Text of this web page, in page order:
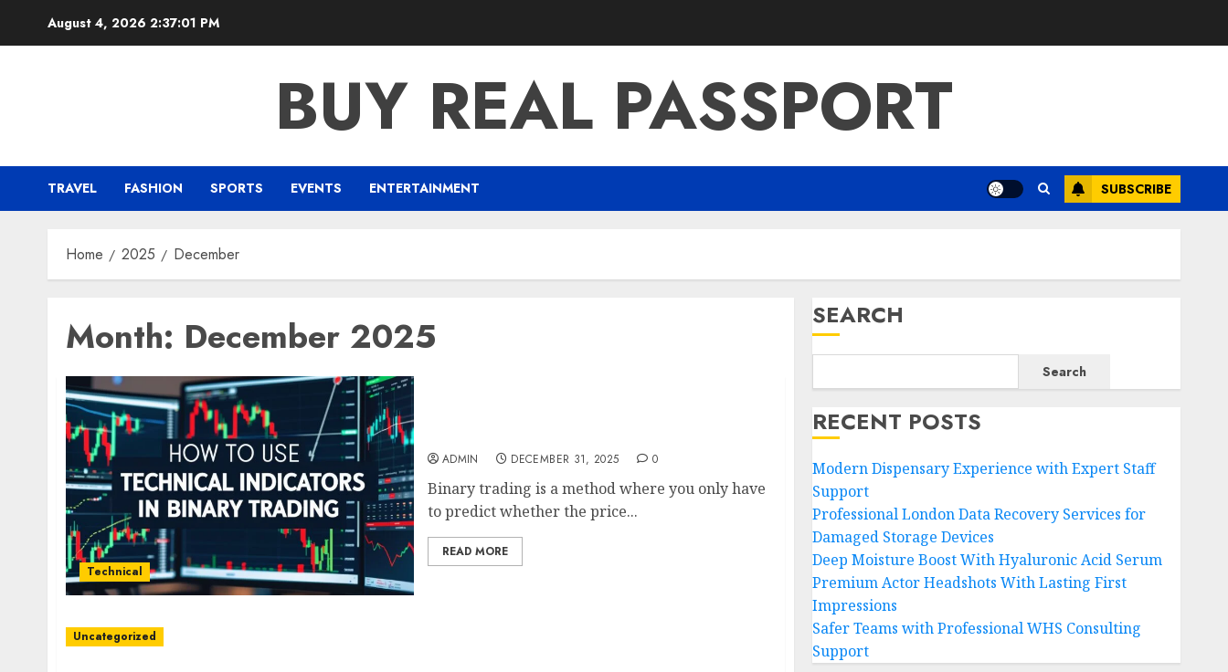
August 4, 2026 2:37:02 PM
BUY REAL PASSPORT
TRAVEL FASHION SPORTS EVENTS ENTERTAINMENT SUBSCRIBE
Home 2025 December
Month: December 2025
Technical
ADMIN DECEMBER 31, 2025 0
Binary trading is a method where you only have
to predict whether the price...
READ MORE
Uncategorized
SEARCH
Search
RECENT POSTS
Modern Dispensary Experience with Expert Staff
Support
Professional London Data Recovery Services for
Damaged Storage Devices
Deep Moisture Boost With Hyaluronic Acid Serum
Premium Actor Headshots With Lasting First
Impressions
Safer Teams with Professional WHS Consulting
Support